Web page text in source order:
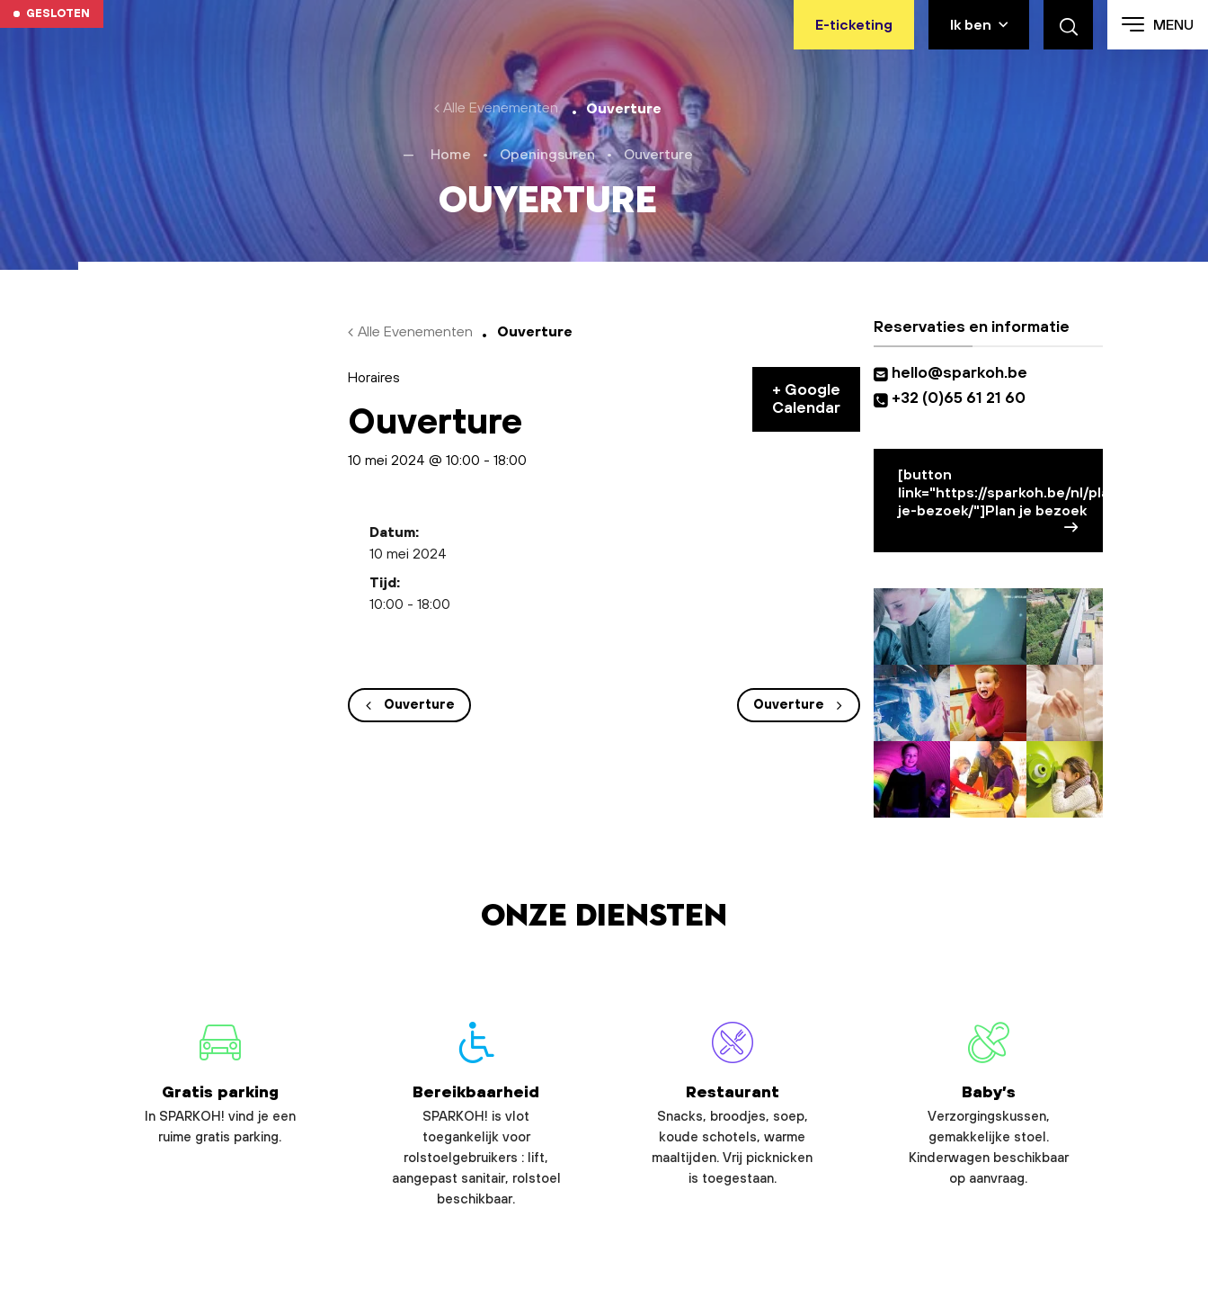
Skip to main content
GESLOTEN
E-ticketing Ik ben MENU
Alle Evenementen Ouverture
Ouverture
Home • Openingsuren • Ouverture
Alle Evenementen Ouverture
Horaires
Ouverture
10 mei 2024 @ 10:00 - 18:00
Datum:
10 mei 2024
Tijd:
10:00 - 18:00
+ Google
Calendar
Ouverture Ouverture
Reservaties en informatie
hello@sparkoh.be
+32 (0)65 61 21 60
[button
link="https://sparkoh.be/nl/plan-
je-bezoek/"]Plan je bezoek
Onze diensten
Gratis parking
In SPARKOH! vind je een
ruime gratis parking.
Bereikbaarheid
SPARKOH! is vlot
toegankelijk voor
rolstoelgebruikers : lift,
aangepast sanitair, rolstoel
beschikbaar.
Restaurant
Snacks, broodjes, soep,
koude schotels, warme
maaltijden. Vrij picknicken
is toegestaan.
Baby’s
Verzorgingskussen,
gemakkelijke stoel.
Kinderwagen beschikbaar
op aanvraag.